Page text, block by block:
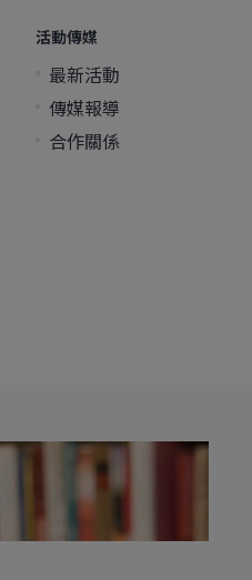
活動傳媒
最新活動
傳媒報導
合作關係